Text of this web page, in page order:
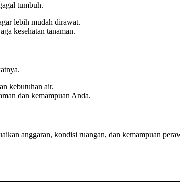
tumbuh.
lebih mudah dirawat.
kesehatan tanaman.
kebutuhan air.
dan kemampuan Anda.
anggaran, kondisi ruangan, dan kemampuan